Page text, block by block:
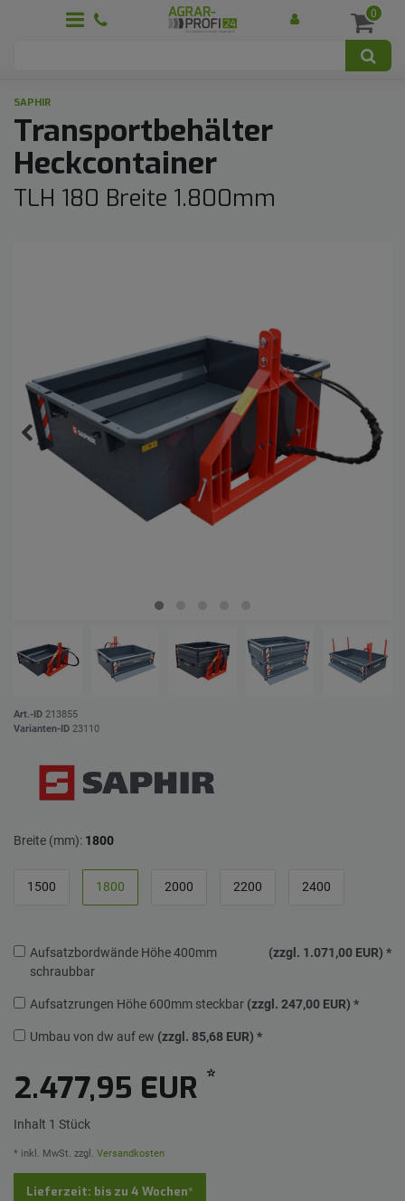
0
SAPHIR
Transportbehälter
Heckcontainer
TLH 180 Breite 1.800mm
Art.-ID 213855
Varianten-ID 23110
Breite (mm): 1800
1500 1800 2000 2200 2400
Aufsatzbordwände Höhe 400mm
schraubbar
(zzgl. 1.071,00 EUR) *
Aufsatzrungen Höhe 600mm steckbar (zzgl. 247,00 EUR) *
Umbau von dw auf ew (zzgl. 85,68 EUR) *
2.477,95 EUR *
Inhalt 1 Stück
* inkl. MwSt. zzgl. Versandkosten
Lieferzeit: bis zu 4 Wochen*